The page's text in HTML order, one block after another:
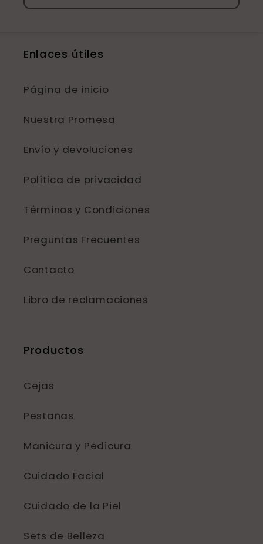
Enlaces útiles
Página de inicio
Nuestra Promesa
Envío y devoluciones
Política de privacidad
Términos y Condiciones
Preguntas Frecuentes
Contacto
Libro de reclamaciones
Productos
Cejas
Pestañas
Manicura y Pedicura
Cuidado Facial
Cuidado de la Piel
Sets de Belleza